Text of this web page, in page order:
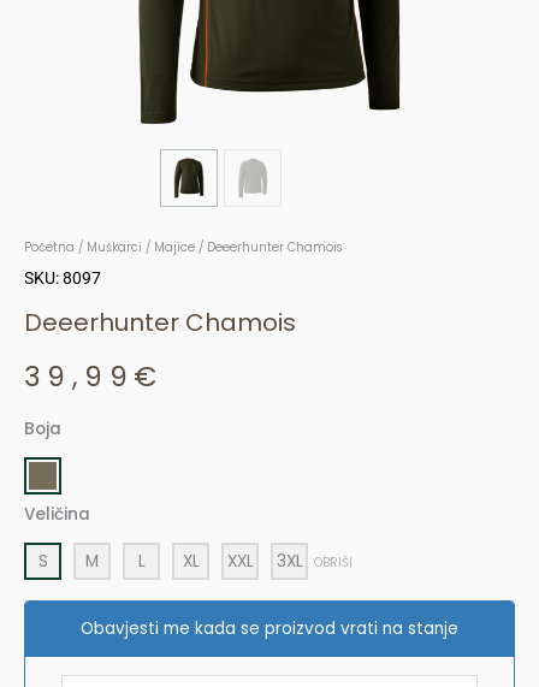
Početna / Muškarci / Majice / Deeerhunter Chamois
SKU: 8097
Deeerhunter Chamois
39,99 €
Boja
Veličina
S M L XL XXL 3XL OBRIŠI
Obavjesti me kada se proizvod vrati na stanje
Deeerhunter
količina